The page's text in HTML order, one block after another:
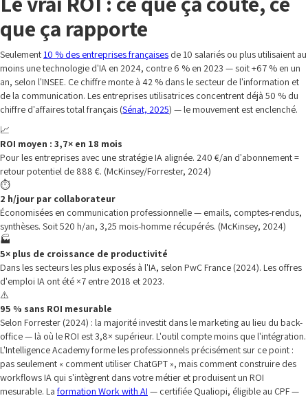
que ça rapporte
Seulement10 % des entreprises françaises de 10 salariés ou plus utilisaient au
moins une technologie d'IA en 2024, contre 6 % en 2023 — soit +67 % en un
an, selon l'INSEE. Ce chiffre monte à 42 % dans le secteur de l'information et
de la communication. Les entreprises utilisatrices concentrent déjà 50 % du
chiffre d'affaires total français (Sénat, 2025) — le mouvement est enclenché.
📈
ROI moyen : 3,7× en 18 mois
Pour les entreprises avec une stratégie IA alignée. 240 €/an d'abonnement =
retour potentiel de 888 €. (McKinsey/Forrester, 2024)
⏱️
2 h/jour par collaborateur
Économisées en communication professionnelle — emails, comptes-rendus,
synthèses. Soit 520 h/an, 3,25 mois-homme récupérés. (McKinsey, 2024)
🏭
5× plus de croissance de productivité
Dans les secteurs les plus exposés à l'IA, selon PwC France (2024). Les offres
d'emploi IA ont été ×7 entre 2018 et 2023.
⚠️
95 % sans ROI mesurable
Selon Forrester (2024) : la majorité investit dans le marketing au lieu du back-
office — là où le ROI est 3,8× supérieur. L'outil compte moins que l'intégration.
L'Intelligence Academy forme les professionnels précisément sur ce point :
pas seulement « comment utiliser ChatGPT », mais comment construire des
workflows IA qui s'intègrent dans votre métier et produisent un ROI
mesurable. La formation Work with AI — certifiée Qualiopi, éligible au CPF —